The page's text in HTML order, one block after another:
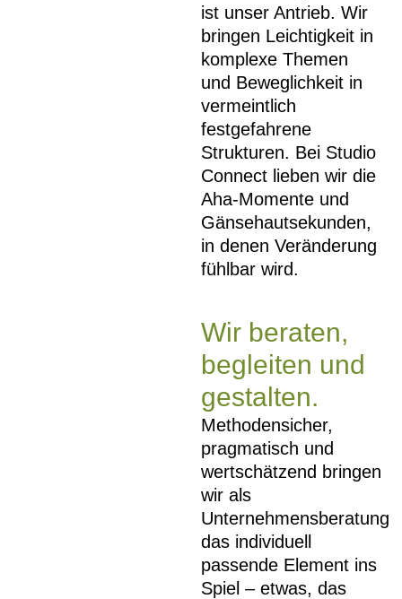
ist unser Antrieb. Wir
bringen Leichtigkeit in
komplexe Themen
und Beweglichkeit in
vermeintlich
festgefahrene
Strukturen. Bei Studio
Connect lieben wir die
Aha-Momente und
Gänsehautsekunden,
in denen Veränderung
fühlbar wird.
Wir beraten,
begleiten und
gestalten.
Methodensicher,
pragmatisch und
wertschätzend bringen
wir als
Unternehmensberatung
das individuell
passende Element ins
Spiel – etwas, das